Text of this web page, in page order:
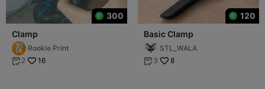
300
Clamp
Rookie Print
 2 16
120
Basic Clamp
STL_WALA
 3 8